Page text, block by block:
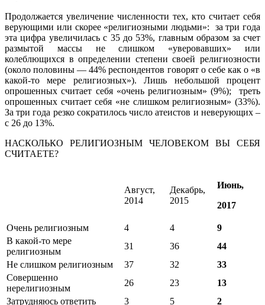
Продолжается увеличение численности тех, кто считает себя
верующими или скорее «религиозными людьми»: за три года
эта цифра увеличилась с 35 до 53%, главным образом за счет
размытой массы не слишком «уверовавших» или
колеблющихся в определении степени своей религиозности
(около половины — 44% респондентов говорят о себе как о «в
какой-то мере религиозных»). Лишь небольшой процент
опрошенных считает себя «очень религиозным» (9%); треть
опрошенных считает себя «не слишком религиозным» (33%).
За три года резко сократилось число атеистов и неверующих –
с 26 до 13%.
НАСКОЛЬКО РЕЛИГИОЗНЫМ ЧЕЛОВЕКОМ ВЫ СЕБЯ
СЧИТАЕТЕ?
Август,
2014
Декабрь,
2015
Июнь,
2017
Очень религиозным 4 4
9
В какой-то мере
религиозным
31 36
44
Не слишком религиозным
37 32
33
Совершенно
нерелигиозным
26 23
13
Затрудняюсь ответить
3 5 2